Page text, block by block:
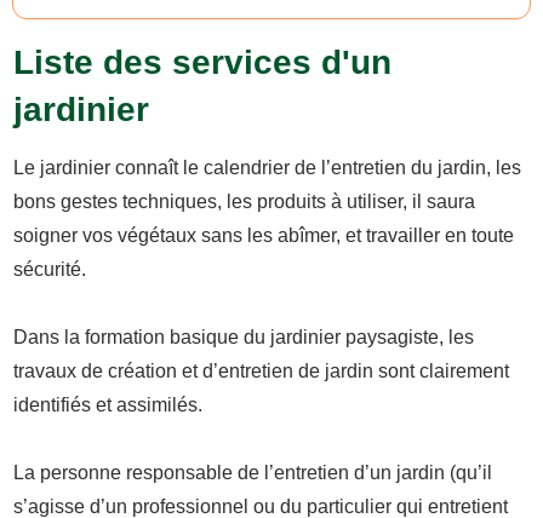
Liste des services d'un
jardinier
Le jardinier connaît le calendrier de l’entretien du jardin, les
bons gestes techniques, les produits à utiliser, il saura
soigner vos végétaux sans les abîmer, et travailler en toute
sécurité.
Dans la formation basique du jardinier paysagiste, les
travaux de création et d’entretien de jardin sont clairement
identifiés et assimilés.
La personne responsable de l’entretien d’un jardin (qu’il
s’agisse d’un professionnel ou du particulier qui entretient